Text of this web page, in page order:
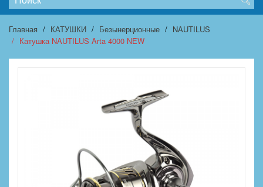
Главная КАТУШКИ Безынерционные
NAUTILUS
Катушка NAUTILUS Arta 4000 NEW